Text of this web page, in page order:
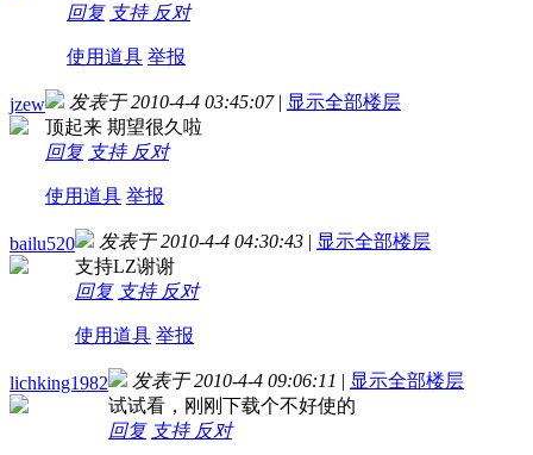
回复 支持 反对
使用道具 举报
jzew 发表于 2010-4-4 03:45:07 | 显示全部楼层
顶起来 期望很久啦
回复 支持 反对
使用道具 举报
bailu520 发表于 2010-4-4 04:30:43 | 显示全部楼层
支持LZ谢谢
回复 支持 反对
使用道具 举报
lichking1982 发表于 2010-4-4 09:06:11 | 显示全部楼层
试试看，刚刚下载个不好使的
回复 支持 反对